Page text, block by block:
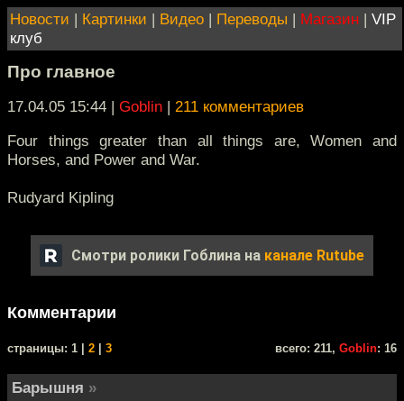
Новости | Картинки | Видео | Переводы | Магазин | VIP
клуб
Про главное
17.04.05 15:44 | Goblin | 211 комментариев
Four things greater than all things are, Women and
Horses, and Power and War.
Rudyard Kipling
Смотри ролики Гоблина на канале Rutube
Комментарии
cтраницы: 1 | 2 3 всего: 211, Goblin: 16
Барышня »